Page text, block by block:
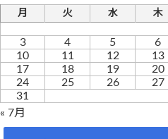
月
火 水 木
3
4 5 6
10
11 12 13
17
18 19 20
24
25 26 27
31
« 7月